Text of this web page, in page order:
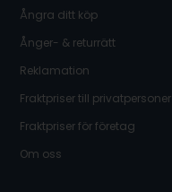
Ångra ditt köp
Ånger- & returrätt
Reklamation
Fraktpriser till privatpersoner
Fraktpriser för företag
Om oss